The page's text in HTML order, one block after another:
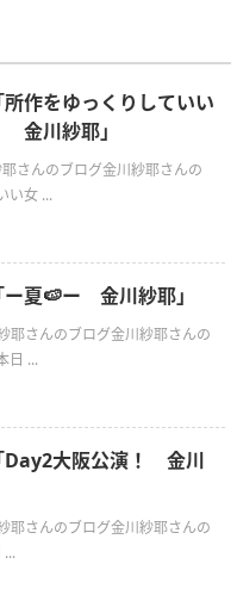
作をゆっくりしていい
金川紗耶」
さんのブログ金川紗耶さんの
い女 ...
夏🍉ー 金川紗耶」
耶さんのブログ金川紗耶さんの
日 ...
Day2大阪公演！ 金川
耶さんのブログ金川紗耶さんの
...